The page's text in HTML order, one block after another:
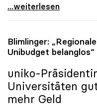
Blimlinger:
...weiterlesen
Blimlinger:
Unibudget belanglos“
uniko-
Universitäten
mehr Geld